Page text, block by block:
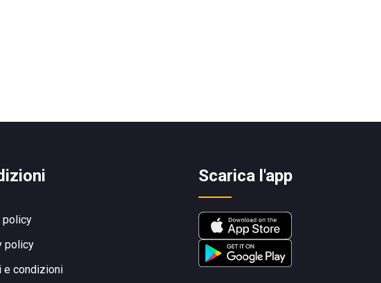
policy
policy
e condizioni
Scarica l'app